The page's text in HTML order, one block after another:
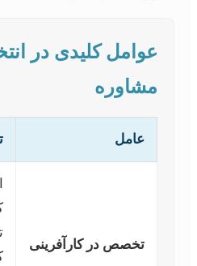
عوامل کلیدی در
مشاوره
عامل
تخصص در کارآفرینی